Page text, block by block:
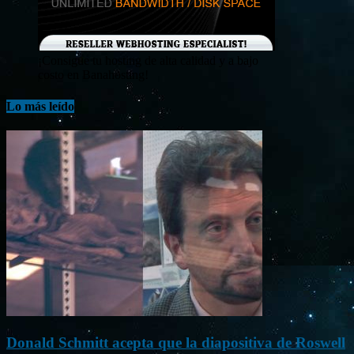
¡Consigue tu hosting de alta calidad y a bajo
costo en Banahosting!
Lo más leído
Donald Schmitt acepta que la diapositiva de Roswell